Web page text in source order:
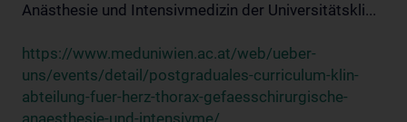
Anästhesie und Intensivmedizin der Universitätskli...
https://www.meduniwien.ac.at/web/ueber-
uns/events/detail/postgraduales-curriculum-klin-
abteilung-fuer-herz-thorax-gefaesschirurgische-
anaesthesie-und-intensivme/